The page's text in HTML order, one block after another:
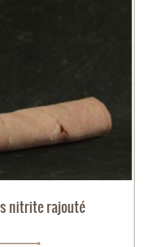
nitrite rajouté